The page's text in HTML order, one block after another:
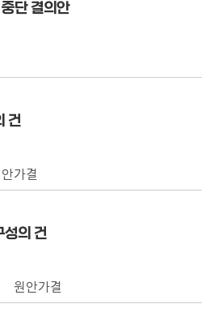
단 결의안
건
가결
성의 건
원안가결